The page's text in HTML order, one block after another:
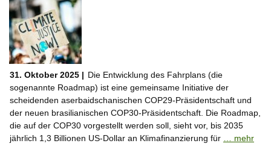
31. Oktober 2025 | Die Entwicklung des Fahrplans (die
sogenannte Roadmap) ist eine gemeinsame Initiative der
scheidenden aserbaidschanischen COP29-Präsidentschaft und
der neuen brasilianischen COP30-Präsidentschaft. Die Roadmap,
die auf der COP30 vorgestellt werden soll, sieht vor, bis 2035
jährlich 1,3 Billionen US-Dollar an Klimafinanzierung für … mehr